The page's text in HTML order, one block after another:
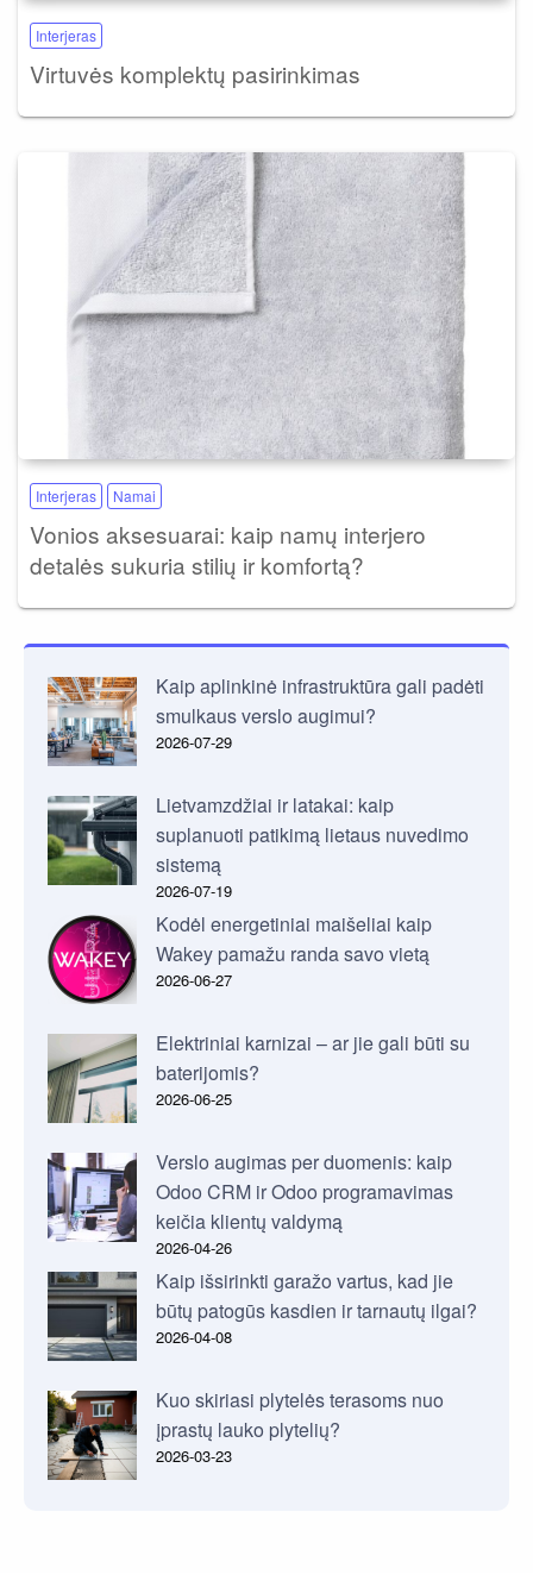
Interjeras
Virtuvės komplektų pasirinkimas
Interjeras Namai
Vonios aksesuarai: kaip namų interjero
detalės sukuria stilių ir komfortą?
Kaip aplinkinė infrastruktūra gali padėti
smulkaus verslo augimui?
2026-07-29
Lietvamzdžiai ir latakai: kaip
suplanuoti patikimą lietaus nuvedimo
sistemą
2026-07-19
Kodėl energetiniai maišeliai kaip
Wakey pamažu randa savo vietą
2026-06-27
Elektriniai karnizai – ar jie gali būti su
baterijomis?
2026-06-25
Verslo augimas per duomenis: kaip
Odoo CRM ir Odoo programavimas
keičia klientų valdymą
2026-04-26
Kaip išsirinkti garažo vartus, kad jie
būtų patogūs kasdien ir tarnautų ilgai?
2026-04-08
Kuo skiriasi plytelės terasoms nuo
įprastų lauko plytelių?
2026-03-23